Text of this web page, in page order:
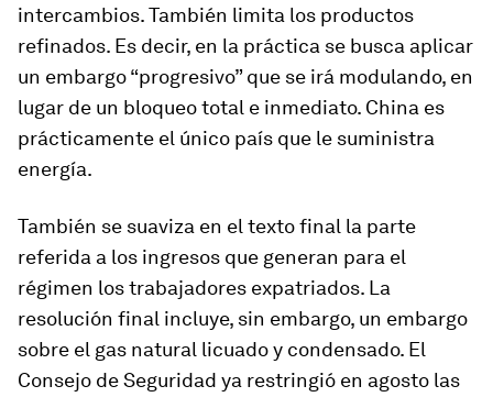
intercambios. También limita los productos
refinados. Es decir, en la práctica se busca aplicar
un embargo “progresivo” que se irá modulando, en
lugar de un bloqueo total e inmediato. China es
prácticamente el único país que le suministra
energía.
También se suaviza en el texto final la parte
referida a los ingresos que generan para el
régimen los trabajadores expatriados. La
resolución final incluye, sin embargo, un embargo
sobre el gas natural licuado y condensado. El
Consejo de Seguridad ya restringió en agosto las